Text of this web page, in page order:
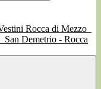
San Demetrio - Rocca